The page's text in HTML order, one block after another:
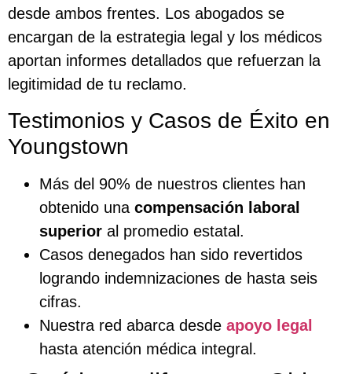
desde ambos frentes. Los abogados se
encargan de la estrategia legal y los médicos
aportan informes detallados que refuerzan la
legitimidad de tu reclamo.
Testimonios y Casos de Éxito en
Youngstown
Más del 90% de nuestros clientes han
obtenido una compensación laboral
superior al promedio estatal.
Casos denegados han sido revertidos
logrando indemnizaciones de hasta seis
cifras.
Nuestra red abarca desde apoyo legal
hasta atención médica integral.